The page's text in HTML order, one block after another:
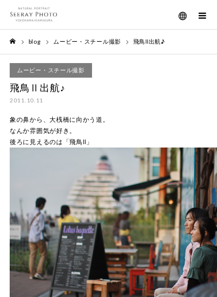
メニュー
blog ムービー・スチール撮影 飛鳥Ⅱ出航♪
ムービー・スチール撮影
飛鳥Ⅱ出航♪
2011.10.11
象の鼻から、大桟橋に向かう道。
なんか雰囲気が好き。
後ろに見えるのは「飛鳥Ⅱ」